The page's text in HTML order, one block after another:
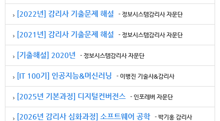
[2022년] 감리사 기출문제 해설 - 정보시스템감리사 자문단
[2021년] 감리사 기출문제 해설 - 정보시스템감리사 자문단
[기출해설] 2020년 - 정보시스템감리사 자문단
[IT 100기] 인공지능&머신러닝 - 이병진 기술사&감리사
[2025년 기본과정] 디지털컨버전스 - 인포레버 자문단
[2026년 감리사 심화과정] 소프트웨어 공학
- 박기홍 감리사